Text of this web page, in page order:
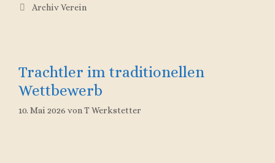
Kategorien
Archiv Verein
Trachtler im traditionellen
Wettbewerb
10. Mai 2026 von T Werkstetter